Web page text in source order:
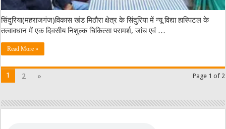
सिंदुरिया(महराजगंज)विकास खंड मिठौरा क्षेत्र के सिंदुरिया में न्यू विद्या हास्पिटल के
तत्वावधान में एक दिवसीय निशुल्क चिकित्सा परामर्श, जांच एवं …
Read More »
Page 1 of 2
1 2 »